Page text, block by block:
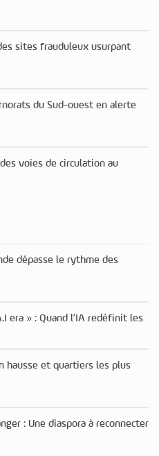
sites frauduleux usurpant
du Sud-ouest en alerte
voies de circulation au
dépasse le rythme des
era » : Quand l’IA redéfinit les
hausse et quartiers les plus
: Une diaspora à reconnecter